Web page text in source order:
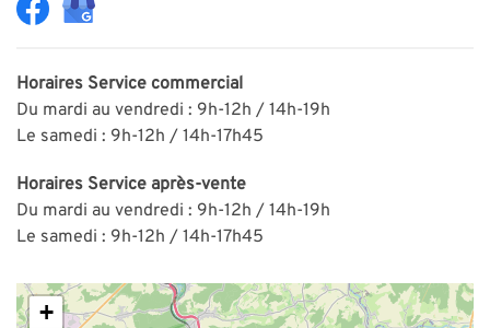
Horaires Service commercial
Du mardi au vendredi : 9h-12h / 14h-19h
Le samedi : 9h-12h / 14h-17h45
Horaires Service après-vente
Du mardi au vendredi : 9h-12h / 14h-19h
Le samedi : 9h-12h / 14h-17h45
+